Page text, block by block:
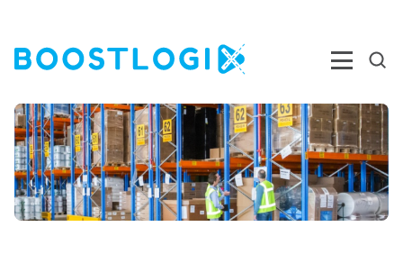
Operations
AI
Business Intelligence